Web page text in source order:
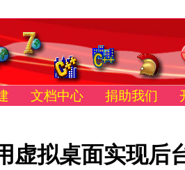
文档中心 捐助我们
虚拟桌面实现后